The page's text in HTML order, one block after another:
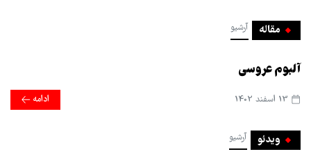
مقاله آرشیو
آلبوم عروسی
ادامه
ویدئو آرشیو